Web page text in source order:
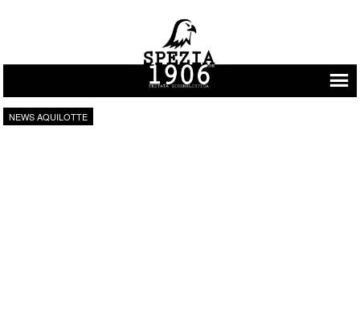
Vai al contenuto
NEWS AQUILOTTE